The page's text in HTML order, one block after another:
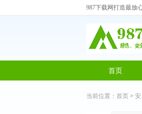
987下载网打造最放
首页
当前位置： 首页 >